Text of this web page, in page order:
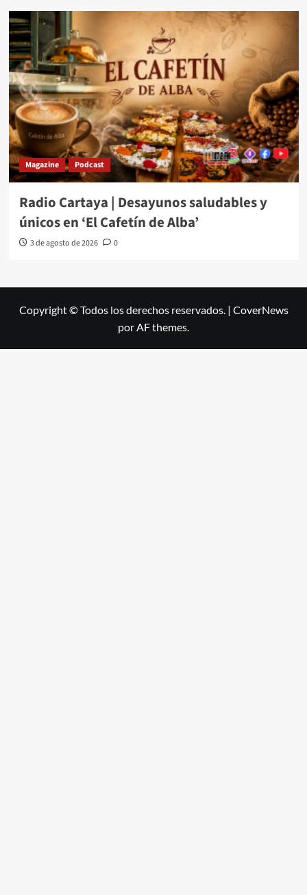
Magazine Podcast
Radio Cartaya | Desayunos saludables y
únicos en ‘El Cafetín de Alba’
3 de agosto de 2026 0
Copyright © Todos los derechos reservados. | CoverNews
por AF themes.